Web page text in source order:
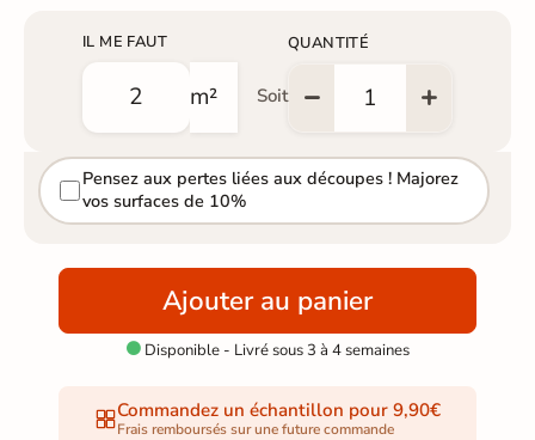
IL ME FAUT
m² Soit
QUANTITÉ
Pensez aux pertes liées aux découpes ! Majorez
vos surfaces de 10%
Ajouter au panier
Disponible - Livré sous 3 à 4 semaines
Commandez un échantillon pour 9,90€
Frais remboursés sur une future commande